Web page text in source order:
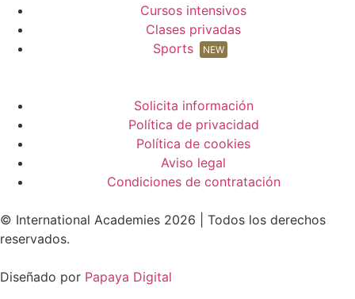
Cursos intensivos
Clases privadas
Sports
NEW
Solicita información
Política de privacidad
Política de cookies
Aviso legal
Condiciones de contratación
© International Academies 2026 | Todos los derechos
reservados.
Diseñado por Papaya Digital